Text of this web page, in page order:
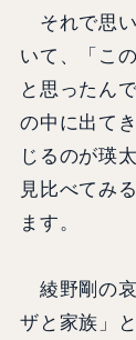
それで思い
いて、「こ
と思ったん
の中に出て
じるのが瑛
見比べてみ
ます。
綾野剛の哀
ザと家族」